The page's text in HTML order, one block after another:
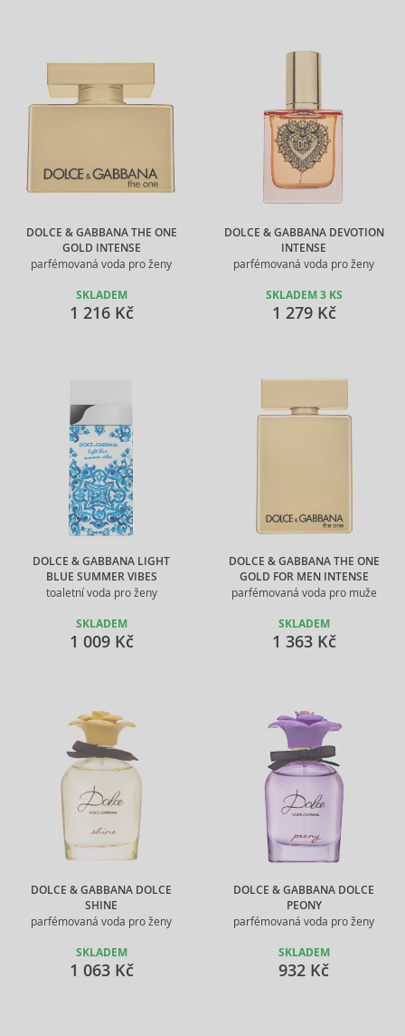
DOLCE & GABBANA THE ONE
GOLD INTENSE
parfémovaná voda pro ženy
SKLADEM
1 216 Kč
DOLCE & GABBANA DEVOTION
INTENSE
parfémovaná voda pro ženy
SKLADEM 3 KS
1 279 Kč
DOLCE & GABBANA LIGHT
BLUE SUMMER VIBES
toaletní voda pro ženy
SKLADEM
1 009 Kč
DOLCE & GABBANA THE ONE
GOLD FOR MEN INTENSE
parfémovaná voda pro muže
SKLADEM
1 363 Kč
DOLCE & GABBANA DOLCE
SHINE
parfémovaná voda pro ženy
SKLADEM
1 063 Kč
DOLCE & GABBANA DOLCE
PEONY
parfémovaná voda pro ženy
SKLADEM
932 Kč